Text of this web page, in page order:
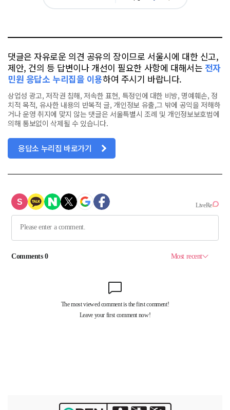
댓글은 자유로운 의견 공유의 장이므로 서울시에 대한 신고,
제안, 건의 등 답변이나 개선이 필요한 사항에 대해서는 전자
민원 응답소 누리집을 이용하여 주시기 바랍니다.
상업성 광고, 저작권 침해, 저속한 표현, 특정인에 대한 비방, 명예훼손, 정
치적 목적, 유사한 내용의 반복적 글, 개인정보 유출,그 밖에 공익을 저해하
거나 운영 취지에 맞지 않는 댓글은 서울특별시 조례 및 개인정보보호법에
의해 통보없이 삭제될 수 있습니다.
응답소 누리집 바로가기